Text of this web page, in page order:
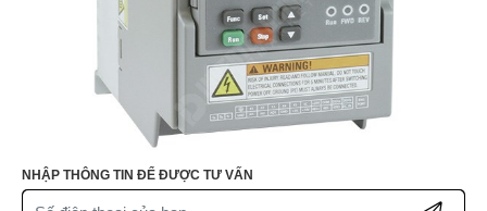
NHẬP THÔNG TIN ĐỂ ĐƯỢC TƯ VẤN